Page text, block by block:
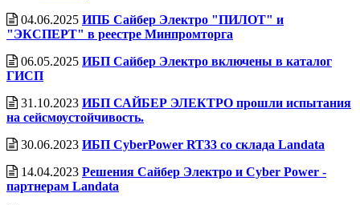
04.06.2025 ИПБ Сайбер Электро "ПИЛОТ" и
"ЭКСПЕРТ" в реестре Минпромторга
06.05.2025 ИБП Сайбер Электро включены в каталог
ГИСП
31.10.2023 ИБП САЙБЕР ЭЛЕКТРО прошли испытания
на сейсмоустойчивость.
30.06.2023 ИБП CyberPower RT33 со cклада Landata
14.04.2023 Решения Сайбер Электро и Cyber Power -
партнерам Landata